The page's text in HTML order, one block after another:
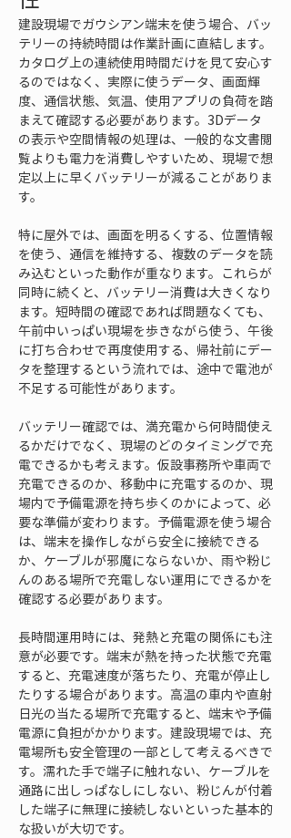
建設現場でガウシアン端末を使う場合、バッ
テリーの持続時間は作業計画に直結します。
カタログ上の連続使用時間だけを見て安心す
るのではなく、実際に使うデータ、画面輝
度、通信状態、気温、使用アプリの負荷を踏
まえて確認する必要があります。3Dデータ
の表示や空間情報の処理は、一般的な文書閲
覧よりも電力を消費しやすいため、現場で想
定以上に早くバッテリーが減ることがありま
す。
特に屋外では、画面を明るくする、位置情報
を使う、通信を維持する、複数のデータを読
み込むといった動作が重なります。これらが
同時に続くと、バッテリー消費は大きくなり
ます。短時間の確認であれば問題なくても、
午前中いっぱい現場を歩きながら使う、午後
に打ち合わせで再度使用する、帰社前にデー
タを整理するという流れでは、途中で電池が
不足する可能性があります。
バッテリー確認では、満充電から何時間使え
るかだけでなく、現場のどのタイミングで充
電できるかも考えます。仮設事務所や車両で
充電できるのか、移動中に充電するのか、現
場内で予備電源を持ち歩くのかによって、必
要な準備が変わります。予備電源を使う場合
は、端末を操作しながら安全に接続できる
か、ケーブルが邪魔にならないか、雨や粉じ
んのある場所で充電しない運用にできるかを
確認する必要があります。
長時間運用時には、発熱と充電の関係にも注
意が必要です。端末が熱を持った状態で充電
すると、充電速度が落ちたり、充電が停止し
たりする場合があります。高温の車内や直射
日光の当たる場所で充電すると、端末や予備
電源に負担がかかります。建設現場では、充
電場所も安全管理の一部として考えるべきで
す。濡れた手で端子に触れない、ケーブルを
通路に出しっぱなしにしない、粉じんが付着
した端子に無理に接続しないといった基本的
な扱いが大切です。